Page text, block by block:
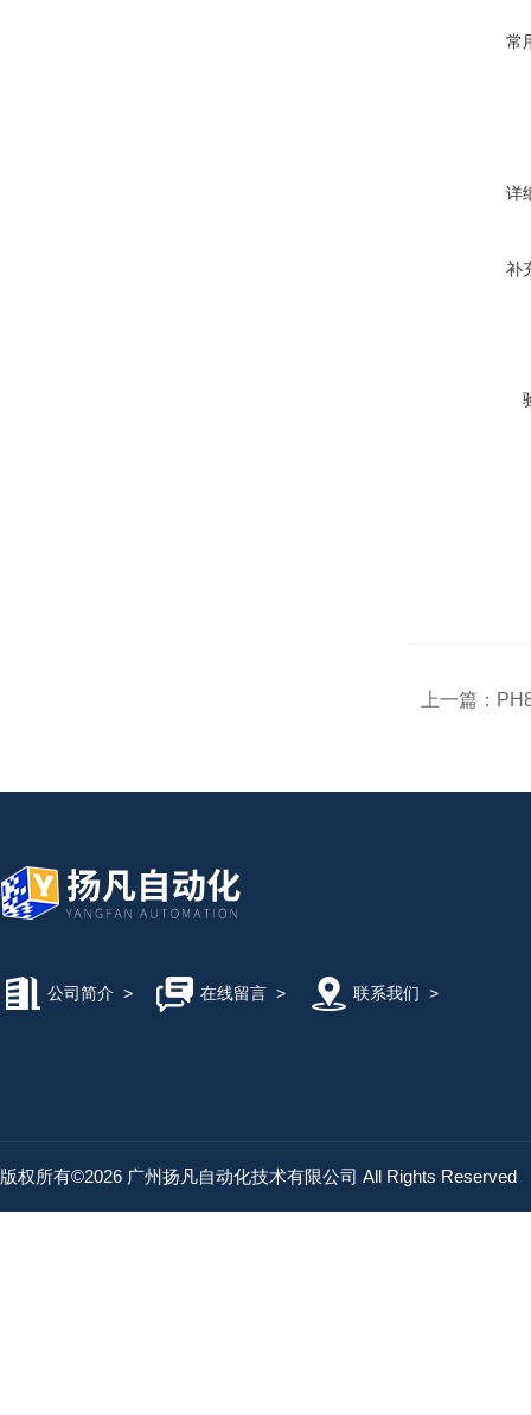
常
详
补
上一篇：
公司简介 > 在线留言> 联系我们 >
版权所有©2026 广州扬凡自动化技术有限公司 All Rights Reserved